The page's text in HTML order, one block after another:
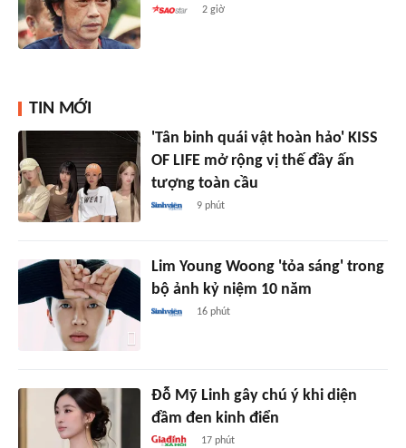
2 giờ
TIN MỚI
'Tân binh quái vật hoàn hảo' KISS
OF LIFE mở rộng vị thế đầy ấn
tượng toàn cầu
9 phút
Lim Young Woong 'tỏa sáng' trong
bộ ảnh kỷ niệm 10 năm
16 phút
Đỗ Mỹ Linh gây chú ý khi diện
đầm đen kinh điển
17 phút